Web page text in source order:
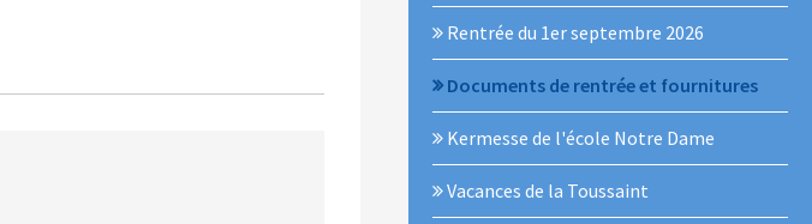
Rentrée du 1er septembre 2026
Documents de rentrée et fournitures
Kermesse de l'école Notre Dame
Vacances de la Toussaint